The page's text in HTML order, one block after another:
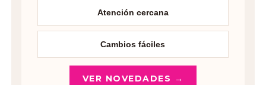
Atención cercana
Cambios fáciles
VER NOVEDADES →